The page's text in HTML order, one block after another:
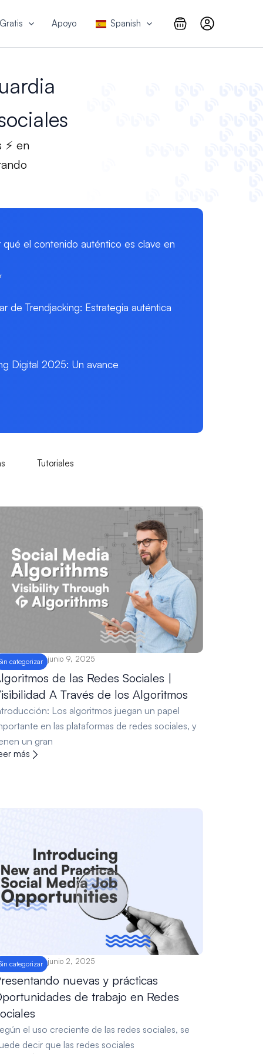
Apoyo Spanish
en
el contenido auténtico es clave en
de Trendjacking: Estrategia auténtica
Digital 2025: Un avance
Tutoriales
categorizar junio 9, 2025
de las Redes Sociales |
A Través de los Algoritmos
Los algoritmos juegan un papel
en las plataformas de redes sociales, y
un gran
más
categorizar junio 2, 2025
nuevas y prácticas
de trabajo en Redes
el uso creciente de las redes sociales, se
decir que las redes sociales